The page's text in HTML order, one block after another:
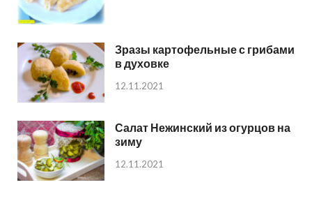
Зразы картофельные с грибами
в духовке
12.11.2021
Салат Нежинский из огурцов на
зиму
12.11.2021